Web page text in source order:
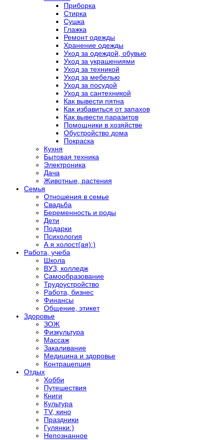
Приборка
Стирка
Сушка
Глажка
Ремонт одежды
Хранение одежды
Уход за одеждой, обувью
Уход за украшениями
Уход за техникой
Уход за мебелью
Уход за посудой
Уход за сантехникой
Как вывести пятна
Как избавиться от запахов
Как вывести паразитов
Помощники в хозяйстве
Обустройство дома
Покраска
Кухня
Бытовая техника
Электроника
Дача
Животные, растения
Семья
Отношения в семье
Свадьба
Беременность и роды
Дети
Подарки
Психология
А я холост(ая):)
Работа, учеба
Школа
ВУЗ, колледж
Самообразование
Трудоустройство
Работа, бизнес
Финансы
Общение, этикет
Здоровье
ЗОЖ
Физкультура
Массаж
Закаливание
Медицина и здоровье
Контрацепция
Отдых
Хобби
Путешествия
Книги
Культура
TV, кино
Праздники
Гулянки:)
Непознанное